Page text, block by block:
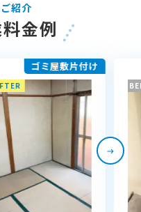
紹介
金例
ゴミ屋敷片付け